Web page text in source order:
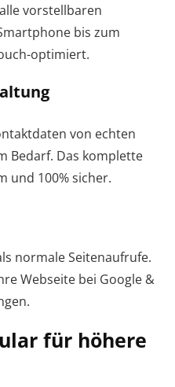
vorstellbaren
bis zum
optimiert.
von echten
Bedarf. Das komplette
und 100% sicher.
normale Seitenaufrufe.
Webseite bei Google &
für höhere